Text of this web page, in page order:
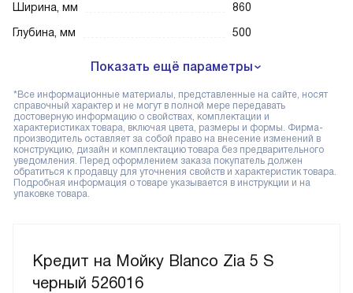
Кредит на Мойку Blanco Zia 5 S
черный 526016
Ширина, мм
860
Глубина, мм
500
Показать ещё параметры
*Все информационные материалы, представленные на сайте, носят
справочный характер и не могут в полной мере передавать
достоверную информацию о свойствах, комплектации и
характеристиках товара, включая цвета, размеры и формы. Фирма-
производитель оставляет за собой право на внесение изменений в
конструкцию, дизайн и комплектацию товара без предварительного
уведомления. Перед оформлением заказа покупатель должен
обратиться к продавцу для уточнения свойств и характеристик товара.
Подробная информация о товаре указывается в инструкции и на
упаковке товара.